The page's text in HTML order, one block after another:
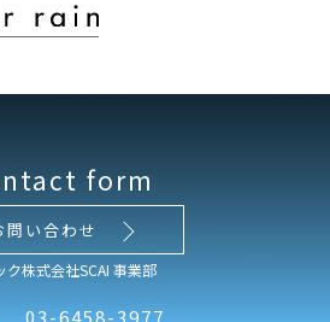
form
問い合わせ
ク株式会社SCAI 事業部